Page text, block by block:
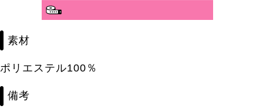
素材
ポリエステル100％
備考